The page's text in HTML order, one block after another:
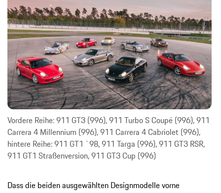
Vordere Reihe: 911 GT3 (996), 911 Turbo S Coupé (996), 911
Carrera 4 Millennium (996), 911 Carrera 4 Cabriolet (996),
hintere Reihe: 911 GT1 `98, 911 Targa (996), 911 GT3 RSR,
911 GT1 Straßenversion, 911 GT3 Cup (996)
Dass die beiden ausgewählten Designmodelle vorne